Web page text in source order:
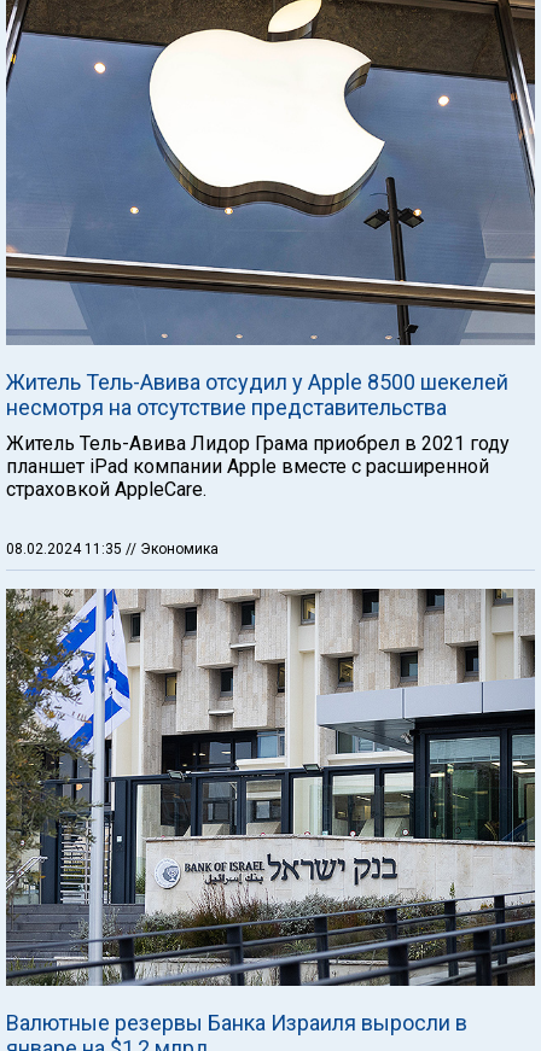
Житель Тель-Авива отсудил у Apple 8500 шекелей
несмотря на отсутствие представительства
Житель Тель-Авива Лидор Грама приобрел в 2021 году
планшет iPad компании Apple вместе с расширенной
страховкой AppleCare.
08.02.2024 11:35 // Экономика
Валютные резервы Банка Израиля выросли в